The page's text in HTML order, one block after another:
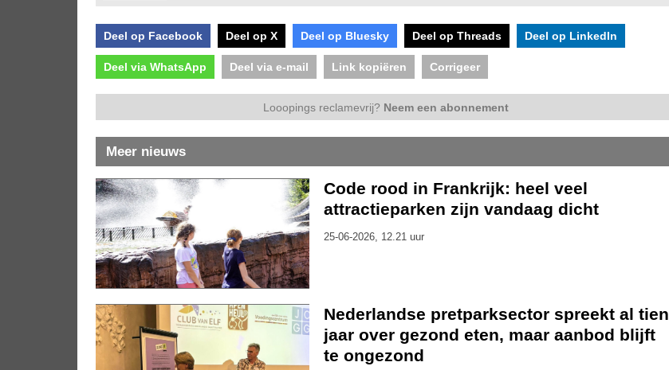
Deel op Facebook Deel op X Deel op Bluesky Deel op Threads Deel op LinkedIn
Deel via WhatsApp Deel via e-mail Link kopiëren Corrigeer
Looopings reclamevrij? Neem een abonnement
Meer nieuws
Code rood in Frankrijk: heel veel
attractieparken zijn vandaag dicht
25-06-2026, 12.21 uur
Nederlandse pretparksector spreekt al tien
jaar over gezond eten, maar aanbod blijft
te ongezond